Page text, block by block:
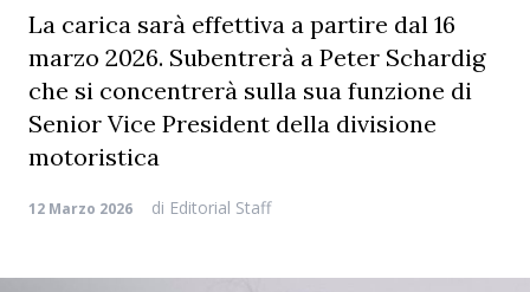
La carica sarà effettiva a partire dal 16
marzo 2026. Subentrerà a Peter Schardig
che si concentrerà sulla sua funzione di
Senior Vice President della divisione
motoristica
12 Marzo 2026 di Editorial Staff